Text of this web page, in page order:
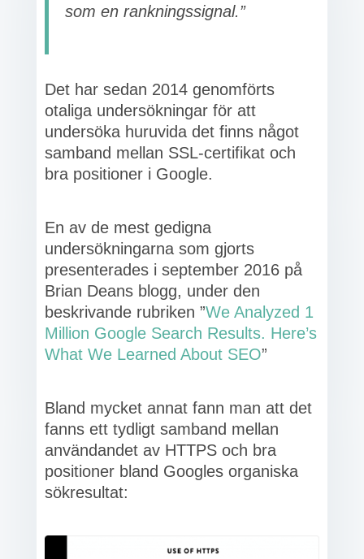
som en rankningssignal.”
Det har sedan 2014 genomförts
otaliga undersökningar för att
undersöka huruvida det finns något
samband mellan SSL-certifikat och
bra positioner i Google.
En av de mest gedigna
undersökningarna som gjorts
presenterades i september 2016 på
Brian Deans blogg, under den
beskrivande rubriken ”We Analyzed 1
Million Google Search Results. Here’s
What We Learned About SEO”
Bland mycket annat fann man att det
fanns ett tydligt samband mellan
användandet av HTTPS och bra
positioner bland Googles organiska
sökresultat: